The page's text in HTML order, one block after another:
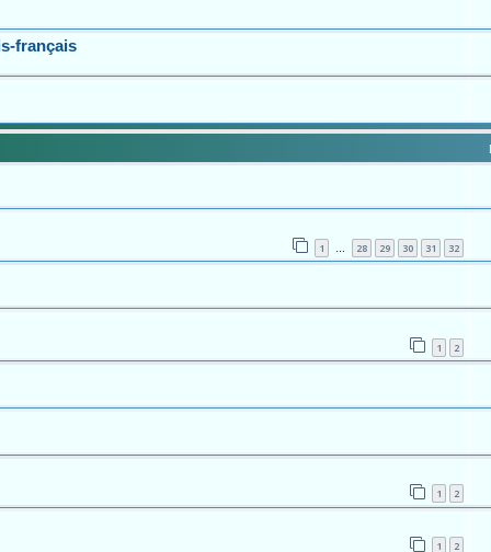
français
1 28 29 30 31 32
1 2
1 2
1 2